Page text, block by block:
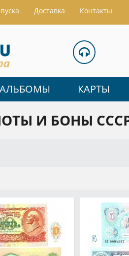
Доставка Контакты
АЛЬБОМЫ КАРТЫ
И БОНЫ